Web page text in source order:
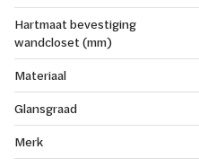
Hartmaat bevestiging
wandcloset (mm)
Materiaal
Glansgraad
Merk